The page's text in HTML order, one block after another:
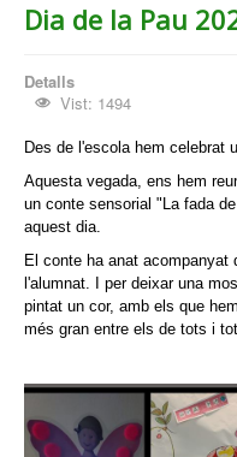
Dia de la Pau
Detalls
Vist: 1494
Des de l'escola hem celebrat
Aquesta vegada, ens hem
un conte sensorial "La fada
aquest dia.
El conte ha anat
l'alumnat. I per deixar una
pintat un cor, amb els que
més gran entre els de tots i